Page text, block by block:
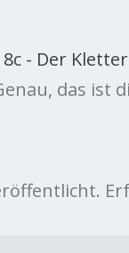
- Der
das ist